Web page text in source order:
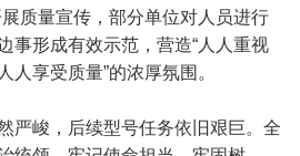
质量宣传，部分单位对人员进行
事形成有效示范，营造“人人重视
人享受质量”的浓厚氛围。
严峻，后续型号任务依旧艰巨。全